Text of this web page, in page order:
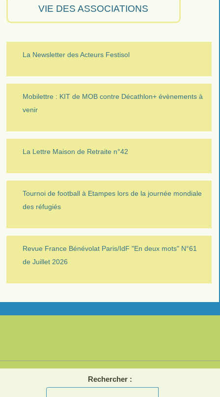
VIE DES ASSOCIATIONS
La Newsletter des Acteurs Festisol
Mobilettre : KIT de MOB contre Décathlon+ évènements à
venir
La Lettre Maison de Retraite n°42
Tournoi de football à Etampes lors de la journée mondiale
des réfugiés
Revue France Bénévolat Paris/IdF "En deux mots" N°61
de Juillet 2026
Rechercher :